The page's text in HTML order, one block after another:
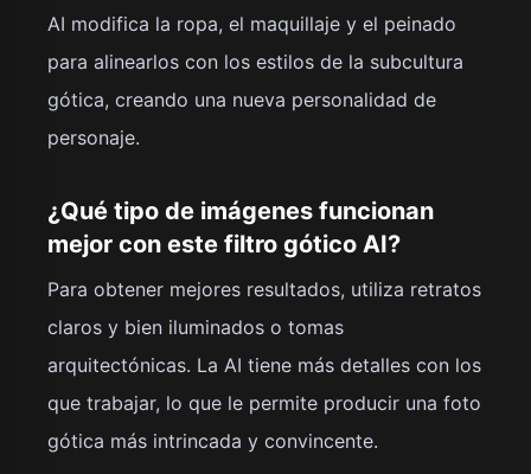
AI modifica la ropa, el maquillaje y el peinado
para alinearlos con los estilos de la subcultura
gótica, creando una nueva personalidad de
personaje.
¿Qué tipo de imágenes funcionan
mejor con este filtro gótico AI?
Para obtener mejores resultados, utiliza retratos
claros y bien iluminados o tomas
arquitectónicas. La AI tiene más detalles con los
que trabajar, lo que le permite producir una foto
gótica más intrincada y convincente.